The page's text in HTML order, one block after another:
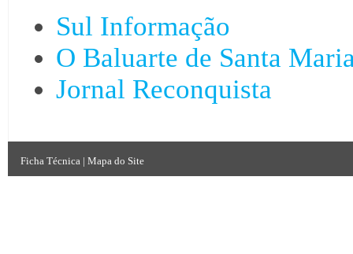
Sul Informação
O Baluarte de Santa
Jornal Reconquista
Ficha Técnica | Mapa do Site